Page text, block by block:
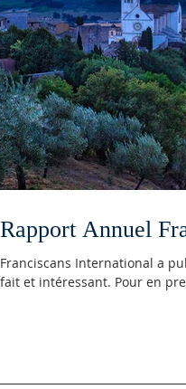
Rapport Annuel
Franciscans International a publié
fait et intéressant.